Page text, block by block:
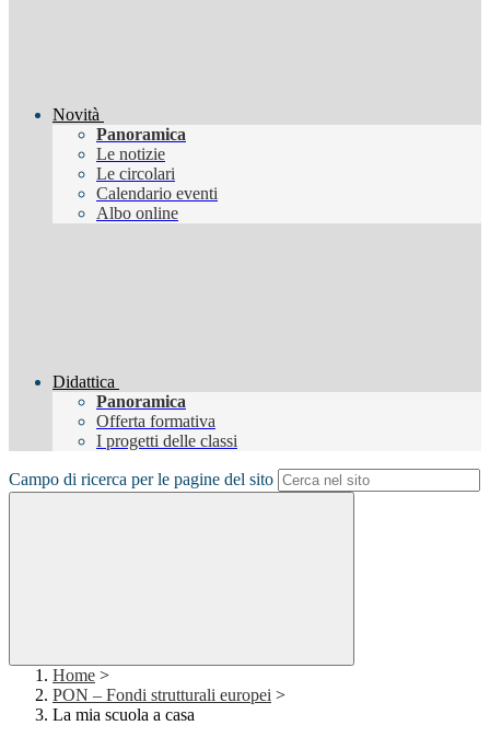
Novità
Panoramica
Le notizie
Le circolari
Calendario eventi
Albo online
Didattica
Panoramica
Offerta formativa
I progetti delle classi
Campo di ricerca per le pagine del sito
Home >
PON – Fondi strutturali europei >
La mia scuola a casa